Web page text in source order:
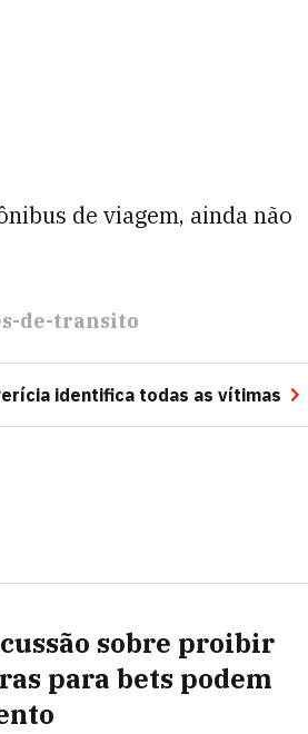
de viagem, ainda não
de-transito
identifica todas as vítimas
sobre proibir
para bets podem